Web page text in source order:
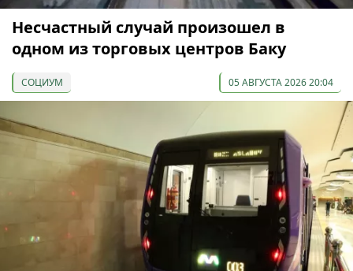
Несчастный случай произошел в
одном из торговых центров Баку
СОЦИУМ 05 АВГУСТА 2026 20:04